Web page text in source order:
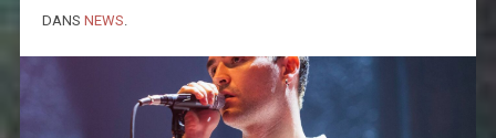
DANS NEWS